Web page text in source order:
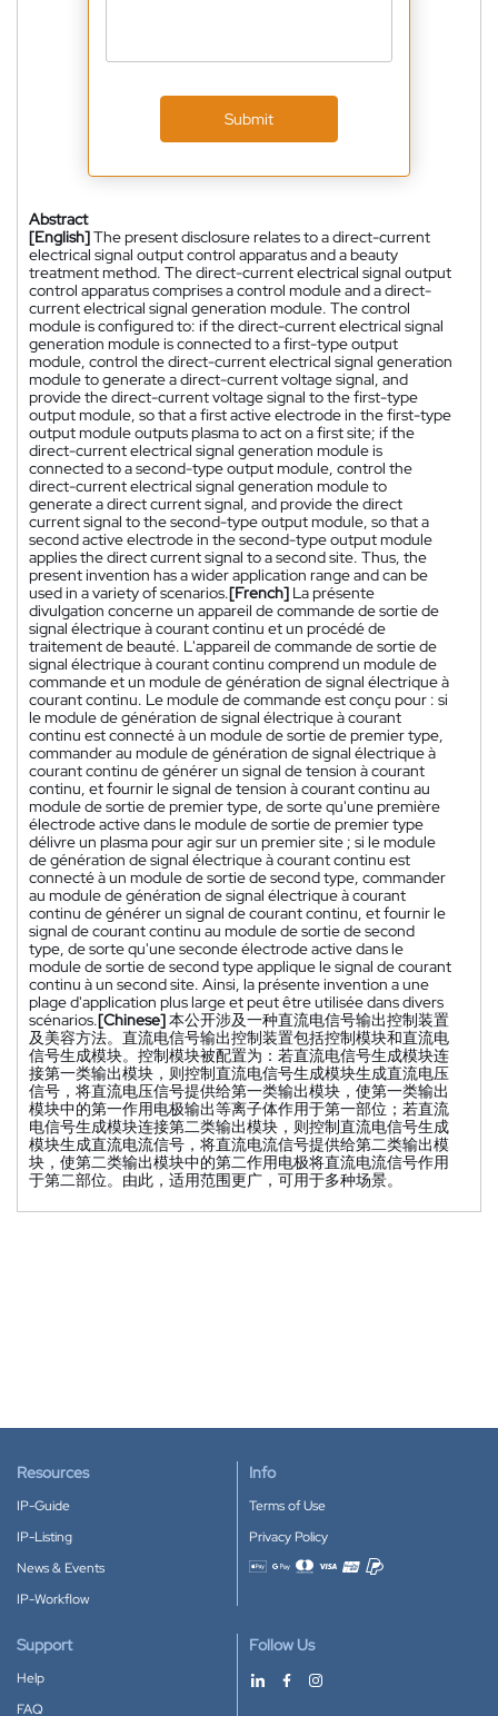
Submit
Abstract
[English]The present disclosure relates to a direct-current
electrical signal output control apparatus and a beauty
treatment method. The direct-current electrical signal output
control apparatus comprises a control module and a direct-
current electrical signal generation module. The control
module is configured to: if the direct-current electrical signal
generation module is connected to a first-type output
module, control the direct-current electrical signal generation
module to generate a direct-current voltage signal, and
provide the direct-current voltage signal to the first-type
output module, so that a first active electrode in the first-type
output module outputs plasma to act on a first site; if the
direct-current electrical signal generation module is
connected to a second-type output module, control the
direct-current electrical signal generation module to
generate a direct current signal, and provide the direct
current signal to the second-type output module, so that a
second active electrode in the second-type output module
applies the direct current signal to a second site. Thus, the
present invention has a wider application range and can be
used in a variety of scenarios.[French] La présente
divulgation concerne un appareil de commande de sortie de
signal électrique à courant continu et un procédé de
traitement de beauté. L'appareil de commande de sortie de
signal électrique à courant continu comprend un module de
commande et un module de génération de signal électrique à
courant continu. Le module de commande est conçu pour : si
le module de génération de signal électrique à courant
continu est connecté à un module de sortie de premier type,
commander au module de génération de signal électrique à
courant continu de générer un signal de tension à courant
continu, et fournir le signal de tension à courant continu au
module de sortie de premier type, de sorte qu'une première
électrode active dans le module de sortie de premier type
délivre un plasma pour agir sur un premier site ; si le module
de génération de signal électrique à courant continu est
connecté à un module de sortie de second type, commander
au module de génération de signal électrique à courant
continu de générer un signal de courant continu, et fournir le
signal de courant continu au module de sortie de second
type, de sorte qu'une seconde électrode active dans le
module de sortie de second type applique le signal de courant
continu à un second site. Ainsi, la présente invention a une
plage d'application plus large et peut être utilisée dans divers
scénarios.[Chinese]本公开涉及一种直流电信号输出控制装置
及美容方法。直流电信号输出控制装置包括控制模块和直流电
信号生成模块。控制模块被配置为：若直流电信号生成模块连
接第一类输出模块，则控制直流电信号生成模块生成直流电压
信号，将直流电压信号提供给第一类输出模块，使第一类输出
模块中的第一作用电极输出等离子体作用于第一部位；若直流
电信号生成模块连接第二类输出模块，则控制直流电信号生成
模块生成直流电流信号，将直流电流信号提供给第二类输出模
块，使第二类输出模块中的第二作用电极将直流电流信号作用
于第二部位。由此，适用范围更广，可用于多种场景。
Resources
IP-Guide
IP-Listing
News & Events
IP-Workflow
Info
Terms of Use
Privacy Policy
Accepted payment methods
Support
Help
FAQ
Follow Us